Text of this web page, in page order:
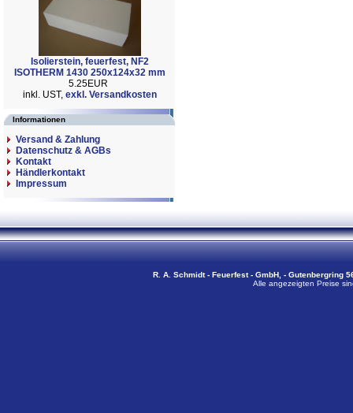
Isolierstein, feuerfest, NF2
ISOTHERM 1430 250x124x32 mm
5.25EUR
inkl. UST, exkl. Versandkosten
Informationen
Versand & Zahlung
Datenschutz & AGBs
Kontakt
Händlerkontakt
Impressum
R. A. Schmidt - Feuerfest - GmbH, - Gutenbergring
Alle angezeigten Preise